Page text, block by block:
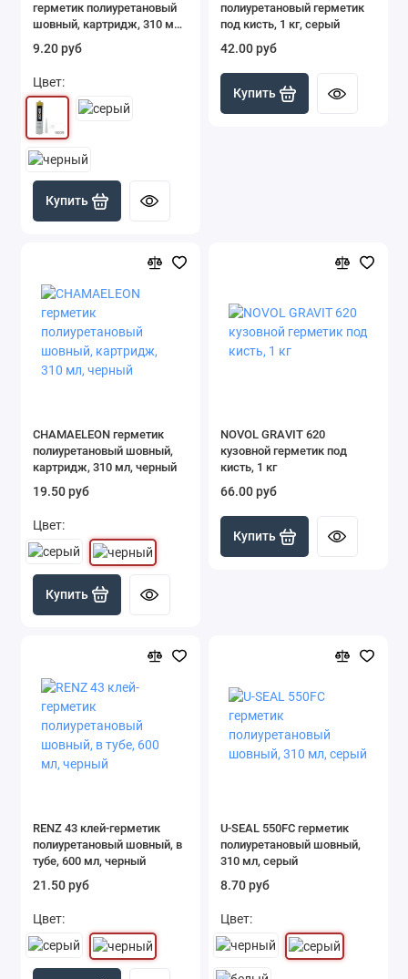
герметик полиуретановый
шовный, картридж, 310 мл,
белый
9.20 руб
Цвет:
Купить
полиуретановый герметик
под кисть, 1 кг, серый
42.00 руб
Купить
CHAMAELEON герметик
полиуретановый шовный,
картридж, 310 мл, черный
19.50 руб
Цвет:
Купить
NOVOL GRAVIT 620
кузовной герметик под
кисть, 1 кг
66.00 руб
Купить
RENZ 43 клей-герметик
полиуретановый шовный, в
тубе, 600 мл, черный
21.50 руб
Цвет:
U-SEAL 550FC герметик
полиуретановый шовный,
310 мл, серый
8.70 руб
Цвет: